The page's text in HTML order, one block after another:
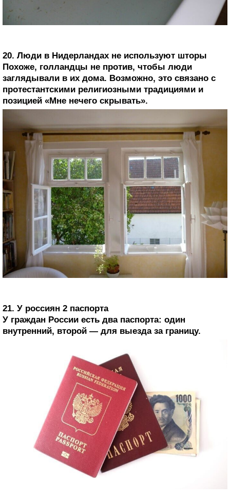
20. Люди в Нидерландах не используют шторы
Похоже, голландцы не против, чтобы люди
заглядывали в их дома. Возможно, это связано с
протестантскими религиозными традициями и
позицией «Мне нечего скрывать».
21. У россиян 2 паспорта
У граждан России есть два паспорта: один
внутренний, второй — для выезда за границу.